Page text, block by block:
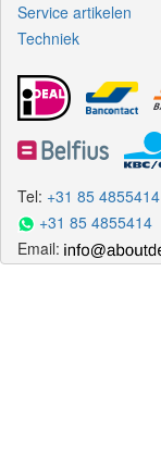
Service artikelen
Techniek
Tel: +31 85 4855414
+31 85 4855414
Email: